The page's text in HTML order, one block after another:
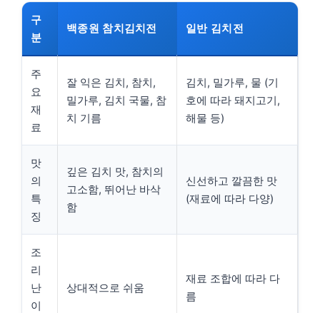
구
분
백종원 참치김치전 일반 김치전
주
요
재
료
잘 익은 김치, 참치,
밀가루, 김치 국물, 참
치 기름
김치, 밀가루, 물 (기
호에 따라 돼지고기,
해물 등)
맛
의
특
징
깊은 김치 맛, 참치의
고소함, 뛰어난 바삭
함
신선하고 깔끔한 맛
(재료에 따라 다양)
조
리
난
이
상대적으로 쉬움
재료 조합에 따라 다
름